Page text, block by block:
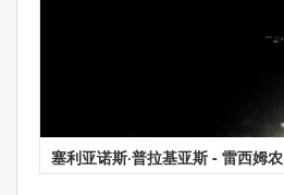
塞利亚诺斯·普拉基亚斯 - 雷西姆农